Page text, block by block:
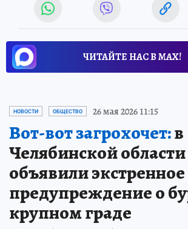
ЧИТАЙТЕ НАС В МАХ!
НОВОСТИ ОБЩЕСТВО 26 мая 2026 11:15
Вот-вот загрохочет:в
Челябинской области
объявили экстренное
предупреждение о
крупном граде